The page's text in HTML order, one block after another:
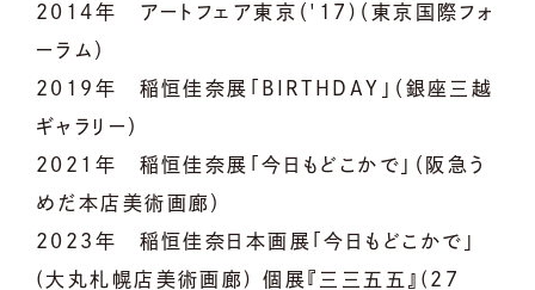
2014年 アートフェア東京（'17)（東京国際フォ
ーラム）
2019年 稲恒佳奈展「BIRTHDAY」（銀座三越
ギャラリー）
2021年 稲恒佳奈展「今日もどこかで」（阪急う
めだ本店美術画廊）
2023年 稲恒佳奈日本画展「今日もどこかで」
(大丸札幌店美術画廊) 個展『三三五五』(27